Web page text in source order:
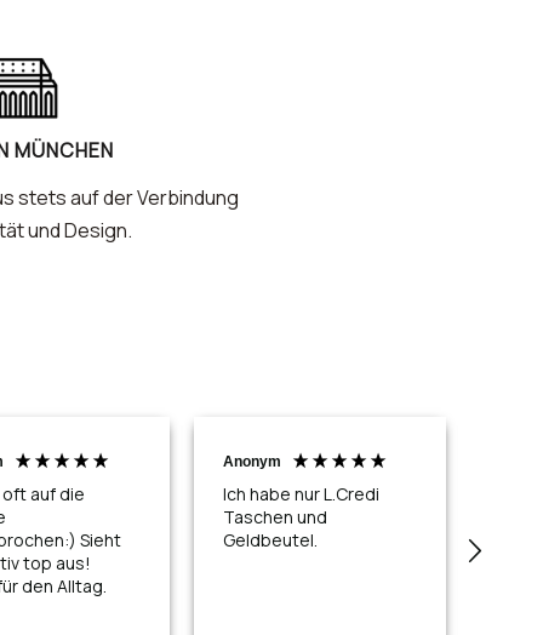
MÜNCHEN
stets auf der Verbindung
und Design.
auf die
Sieht
top aus!
den Alltag.
Anonym
Ich habe nur L.Credi
Taschen und
Geldbeutel.